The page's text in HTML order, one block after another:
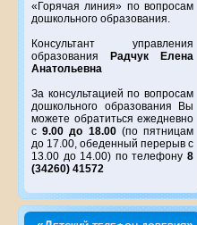
«Горячая линия» по вопросам
дошкольного образования.
Консультант управления
образования
Радчук Елена
Анатольевна
За консультацией по вопросам
дошкольного образования Вы
можете обратиться ежедневно
с9.00 до 18.00(по пятницам
до 17.00, обеденный перерыв с
13.00 до 14.00) по телефону 8
(34260) 41572